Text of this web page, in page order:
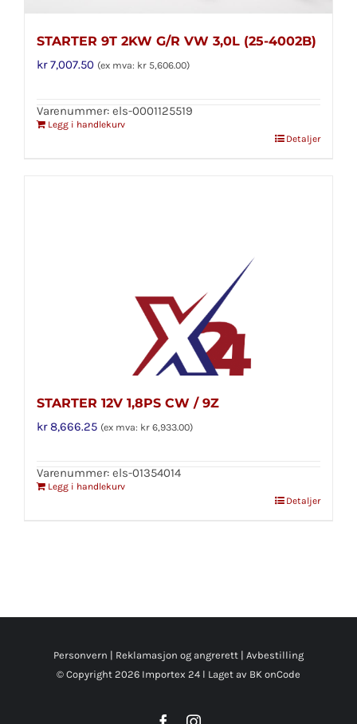
STARTER 9T 2KW G/R VW 3,0L (25-4002B)
kr7,007.50 (ex mva: kr 5,606.00)
Varenummer: els-0001125519
Legg i handlekurv
Detaljer
STARTER 12V 1,8PS CW / 9Z
kr8,666.25 (ex mva: kr 6,933.00)
Varenummer: els-01354014
Legg i handlekurv
Detaljer
Personvern | Reklamasjon og angrerett | Avbestilling
© Copyright 2026 Importex 24 l Laget av BK onCode
FacebookInstagram